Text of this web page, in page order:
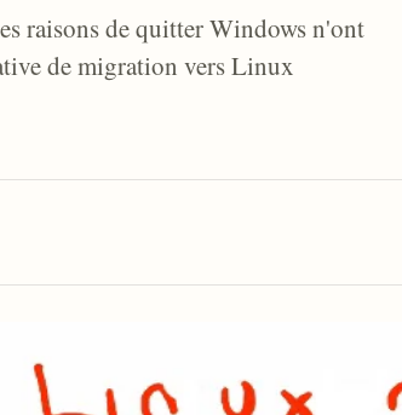
raisons de quitter Windows n'ont
de migration vers Linux